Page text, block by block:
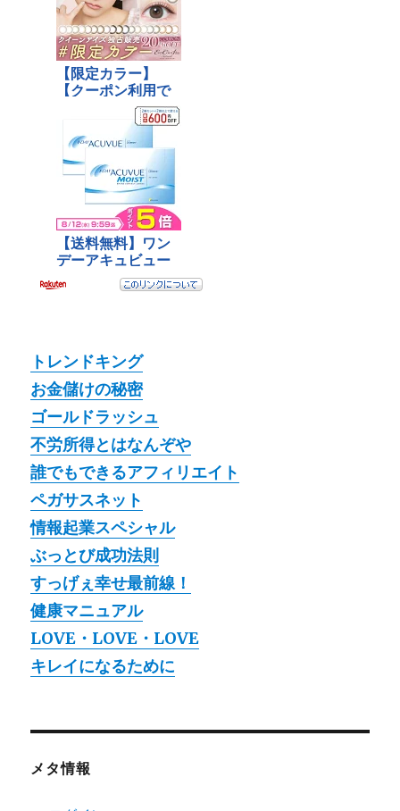
トレンドキング
お金儲けの秘密
ゴールドラッシュ
不労所得とはなんぞや
誰でもできるアフィリエイト
ペガサスネット
情報起業スペシャル
ぶっとび成功法則
すっげぇ幸せ最前線！
健康マニュアル
LOVE・LOVE・LOVE
キレイになるために
メタ情報